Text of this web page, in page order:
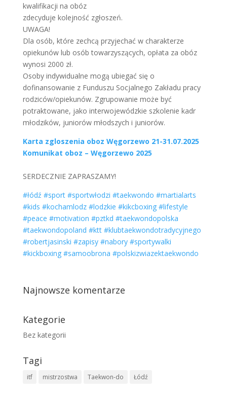
kwalifikacji na obóz
zdecyduje kolejność zgłoszeń.
UWAGA!
Dla osób, które zechcą przyjechać w charakterze
opiekunów lub osób towarzyszących, opłata za obóz
wynosi 2000 zł.
Osoby indywidualne mogą ubiegać się o
dofinansowanie z Funduszu Socjalnego Zakładu pracy
rodziców/opiekunów. Zgrupowanie może być
potraktowane, jako interwojewódzkie szkolenie kadr
młodzików, juniorów młodszych i juniorów.
Karta zgloszenia oboz Węgorzewo 21-31.07.2025
Komunikat oboz – Węgorzewo 2025
SERDECZNIE ZAPRASZAMY!
#łódź #sport #sportwłodzi #taekwondo #martialarts
#kids #kochamlodz #lodzkie #kikcboxing #lifestyle
#peace #motivation #pztkd #taekwondopolska
#taekwondopoland #ktt #klubtaekwondotradycyjnego
#robertjasinski #zapisy #nabory #sportywalki
#kickboxing #samoobrona #polskizwiazektaekwondo
Najnowsze komentarze
Kategorie
Bez kategorii
Tagi
itf mistrzostwa Taekwon-do Łódź